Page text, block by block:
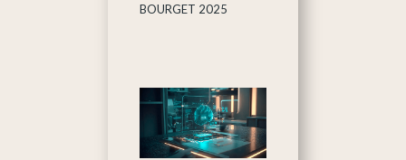
BOURGET 2025